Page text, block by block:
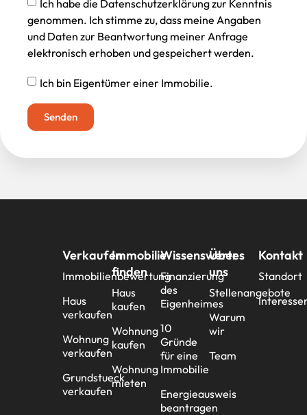
Ich habe die Datenschutzerklärung zur Kenntnis
genommen. Ich stimme zu, dass meine Angaben
und Daten zur Beantwortung meiner Anfrage
elektronisch erhoben und gespeichert werden.
Ich bin Eigentümer einer Immobilie.
Senden
Verkaufen
Immobilienbewertung
Haus
verkaufen
Wohnung
verkaufen
Grundstueck
verkaufen
Immobilie
finden
Haus
kaufen
Wohnung
kaufen
Wohnung
mieten
Wissenswertes
Finanzierung
des
Eigenheimes
10
Gründe
für eine
Immobilie
Energieausweis
beantragen
Über
uns
Stellenangebote
Warum
wir
Team
Kontakt
Standort